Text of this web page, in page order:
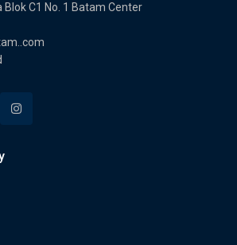
Blok C1 No. 1 Batam Center